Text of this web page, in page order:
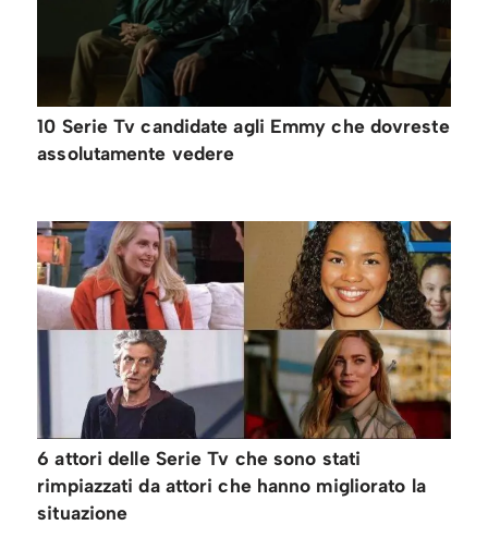
10 Serie Tv candidate agli Emmy che dovreste
assolutamente vedere
6 attori delle Serie Tv che sono stati
rimpiazzati da attori che hanno migliorato la
situazione